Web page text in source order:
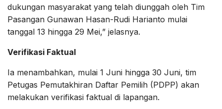
dukungan masyarakat yang telah diunggah oleh Tim
Pasangan Gunawan Hasan-Rudi Harianto mulai
tanggal 13 hingga 29 Mei,” jelasnya.
Verifikasi Faktual
Ia menambahkan, mulai 1 Juni hingga 30 Juni, tim
Petugas Pemutakhiran Daftar Pemilih (PDPP) akan
melakukan verifikasi faktual di lapangan.